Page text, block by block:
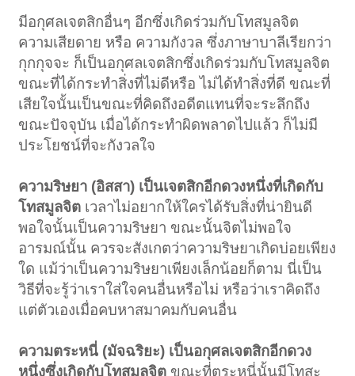
มีอกุศลเจตสิกอื่นๆ อีกซึ่งเกิดร่วมกับโทสมูลจิต
ความเสียดาย หรือ ความกังวล ซึ่งภาษาบาลีเรียกว่า
กุกกุจจะ ก็เป็นอกุศลเจตสิกซึ่งเกิดร่วมกับโทสมูลจิต
ขณะที่ได้กระทำสิ่งที่ไม่ดีหรือ ไม่ได้ทำสิ่งที่ดี ขณะที่
เสียใจนั้นเป็นขณะที่คิดถึงอดีตแทนที่จะระลึกถึง
ขณะปัจจุบัน เมื่อได้กระทำผิดพลาดไปแล้ว ก็ไม่มี
ประโยชน์ที่จะกังวลใจ
ความริษยา (อิสสา) เป็นเจตสิกอีกดวงหนึ่งที่เกิดกับ
โทสมูลจิต เวลาไม่อยากให้ใครได้รับสิ่งที่น่ายินดี
พอใจนั้นเป็นความริษยา ขณะนั้นจิตไม่พอใจ
อารมณ์นั้น ควรจะสังเกตว่าความริษยาเกิดบ่อยเพียง
ใด แม้ว่าเป็นความริษยาเพียงเล็กน้อยก็ตาม นี่เป็น
วิธีที่จะรู้ว่าเราใส่ใจคนอื่นหรือไม่ หรือว่าเราคิดถึง
แต่ตัวเองเมื่อคบหาสมาคมกับคนอื่น
ความตระหนี่ (มัจฉริยะ) เป็นอกุศลเจตสิกอีกดวง
หนึ่งซึ่งเกิดกับโทสมูลจิต ขณะที่ตระหนี่นั้นมีโทสะ